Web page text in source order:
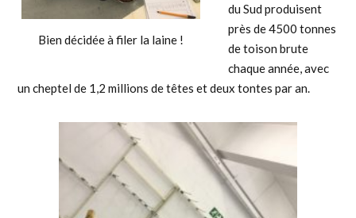
Bien décidée à filer la laine !
du Sud produisent
près de 4500 tonnes
de toison brute
chaque année, avec
un cheptel de 1,2 millions de têtes et deux tontes par an.